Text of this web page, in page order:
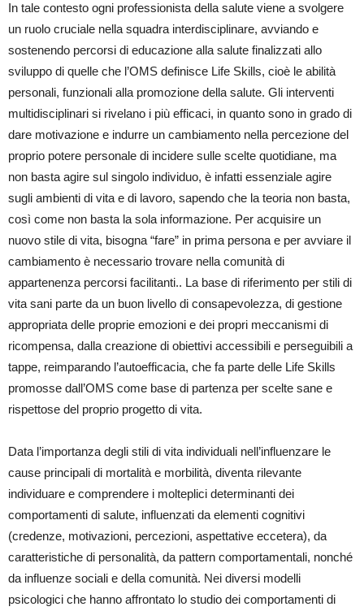
In tale contesto ogni professionista della salute viene a svolgere
un ruolo cruciale nella squadra interdisciplinare, avviando e
sostenendo percorsi di educazione alla salute finalizzati allo
sviluppo di quelle che l’OMS definisce Life Skills, cioè le abilità
personali, funzionali alla promozione della salute. Gli interventi
multidisciplinari si rivelano i più efficaci, in quanto sono in grado di
dare motivazione e indurre un cambiamento nella percezione del
proprio potere personale di incidere sulle scelte quotidiane, ma
non basta agire sul singolo individuo, è infatti essenziale agire
sugli ambienti di vita e di lavoro, sapendo che la teoria non basta,
così come non basta la sola informazione. Per acquisire un
nuovo stile di vita, bisogna “fare” in prima persona e per avviare il
cambiamento è necessario trovare nella comunità di
appartenenza percorsi facilitanti.. La base di riferimento per stili di
vita sani parte da un buon livello di consapevolezza, di gestione
appropriata delle proprie emozioni e dei propri meccanismi di
ricompensa, dalla creazione di obiettivi accessibili e perseguibili a
tappe, reimparando l’autoefficacia, che fa parte delle Life Skills
promosse dall’OMS come base di partenza per scelte sane e
rispettose del proprio progetto di vita.
Data l’importanza degli stili di vita individuali nell’influenzare le
cause principali di mortalità e morbilità, diventa rilevante
individuare e comprendere i molteplici determinanti dei
comportamenti di salute, influenzati da elementi cognitivi
(credenze, motivazioni, percezioni, aspettative eccetera), da
caratteristiche di personalità, da pattern comportamentali, nonché
da influenze sociali e della comunità. Nei diversi modelli
psicologici che hanno affrontato lo studio dei comportamenti di